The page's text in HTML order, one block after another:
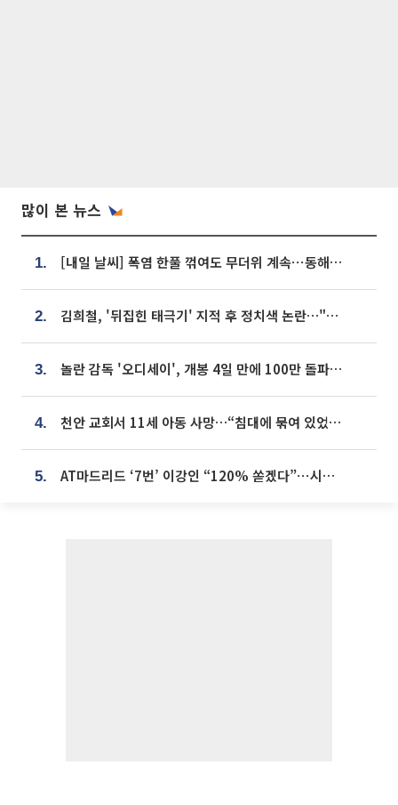
많이 본 뉴스
1. [내일 날씨] 폭염 한풀 꺾여도 무더위 계속⋯동해안 이틀 연속 비
2. 김희철, '뒤집힌 태극기' 지적 후 정치색 논란…"좌우 떠나 우리나라 국기"
3. 놀란 감독 '오디세이', 개봉 4일 만에 100만 돌파⋯'왕사남' 보다 빠르다
4. 천안 교회서 11세 아동 사망…“침대에 묶여 있었다” 진술 확보
5. AT마드리드 ‘7번’ 이강인 “120% 쏟겠다”⋯시메오네 감독 “필요한 선수”